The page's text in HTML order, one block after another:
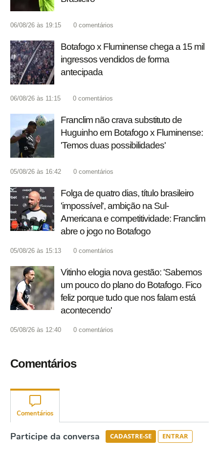
06/08/26 às 19:15 0 comentários
Botafogo x Fluminense chega a 15 mil
ingressos vendidos de forma
antecipada
06/08/26 às 11:15 0 comentários
Franclim não crava substituto de
Huguinho em Botafogo x Fluminense:
'Temos duas possibilidades'
05/08/26 às 16:42 0 comentários
Folga de quatro dias, título brasileiro
'impossível', ambição na Sul-
Americana e competitividade: Franclim
abre o jogo no Botafogo
05/08/26 às 15:13 0 comentários
Vitinho elogia nova gestão: 'Sabemos
um pouco do plano do Botafogo. Fico
feliz porque tudo que nos falam está
acontecendo'
05/08/26 às 12:40 0 comentários
Comentários